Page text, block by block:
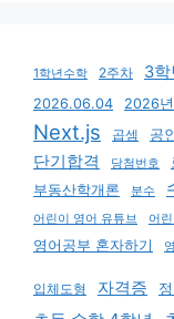
1학년수학 2주차 3
2026.06.04 2026
Next.js 곱셈 공
단기합격 당첨번호
부동산학개론
분수
어린이 영어 유튜브
어
영어공부 혼자하기
입체도형 자격증